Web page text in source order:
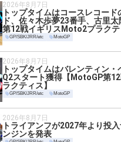
2026年8月7日
トップタイムはコースレコー
ド、佐々木歩夢23番手、古里
第12戦イギリスMoto2プラクテ
GP/SBK/JRR/etc MotoGP
2026年8月7日
トップタイムはバレンティン
Q2スタート獲得【MotoGP第
ラクティス】
GP/SBK/JRR/etc MotoGP
2026年8月7日
トライアンフが2027年より投
ンジンを発表